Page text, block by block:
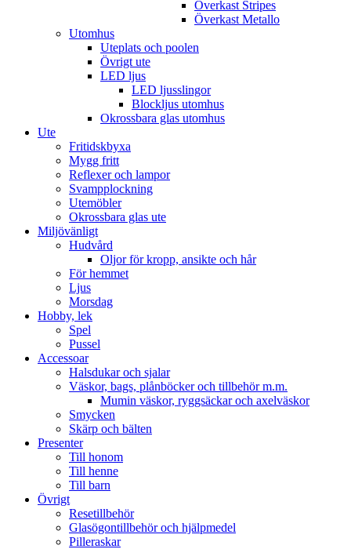
Överkast Stripes
Överkast Metallo
Utomhus
Uteplats och poolen
Övrigt ute
LED ljus
LED ljusslingor
Blockljus utomhus
Okrossbara glas utomhus
Ute
Fritidskbyxa
Mygg fritt
Reflexer och lampor
Svampplockning
Utemöbler
Okrossbara glas ute
Miljövänligt
Hudvård
Oljor för kropp, ansikte och hår
För hemmet
Ljus
Morsdag
Hobby, lek
Spel
Pussel
Accessoar
Halsdukar och sjalar
Väskor, bags, plånböcker och tillbehör m.m.
Mumin väskor, ryggsäckar och axelväskor
Smycken
Skärp och bälten
Presenter
Till honom
Till henne
Till barn
Övrigt
Resetillbehör
Glasögontillbehör och hjälpmedel
Pilleraskar